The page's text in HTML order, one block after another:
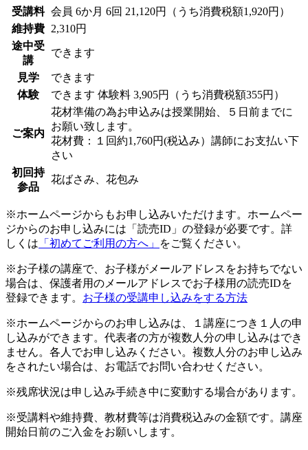
受講料 会員 6か月 6回 21,120円（うち消費税額1,920円）
維持費
2,310円
途中受
講
できます
見学
できます
体験
できます 体験料 3,905円（うち消費税額355円）
ご案内
花材準備の為お申込みは授業開始、５日前までに
お願い致します。
花材費：１回約1,760円(税込み）講師にお支払い下
さい
初回持
参品
花ばさみ、花包み
※ホームページからもお申し込みいただけます。ホームペー
ジからのお申し込みには「読売ID」の登録が必要です。詳
しくは 「初めてご利用の方へ」 をご覧ください。
※お子様の講座で、お子様がメールアドレスをお持ちでない
場合は、保護者用のメールアドレスでお子様用の読売IDを
登録できます。 お子様の受講申し込みをする方法
※ホームページからのお申し込みは、１講座につき１人の申
し込みができます。代表者の方が複数人分の申し込みはでき
ません。各人でお申し込みください。複数人分のお申し込み
をされたい場合は、お電話でお問い合わせください。
※残席状況は申し込み手続き中に変動する場合があります。
※受講料や維持費、教材費等は消費税込みの金額です。講座
開始日前のご入金をお願いします。